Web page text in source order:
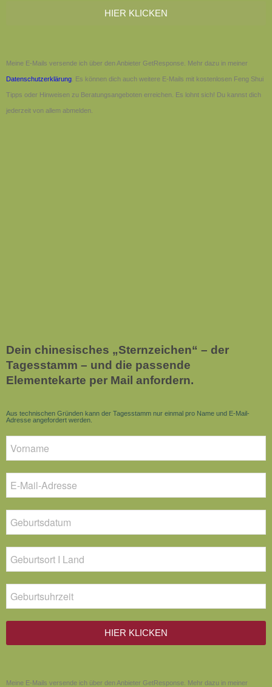
HIER KLICKEN
Meine E-Mails versende ich über den Anbieter GetResponse. Mehr dazu in meiner
Datenschutzerklärung . Es können dich auch weitere E-Mails mit kostenlosen Feng Shui
Tipps oder Hinweisen zu Beratungsangeboten erreichen. Es lohnt sich! Du kannst dich
jederzeit von allem abmelden.
Dein chinesisches „Sternzeichen“ – der
Tagesstamm – und die passende
Elementekarte per Mail anfordern.
Aus technischen Gründen kann der Tagesstamm nur einmal pro Name und E-Mail-
Adresse angefordert werden.
HIER KLICKEN
Meine E-Mails versende ich über den Anbieter GetResponse. Mehr dazu in meiner